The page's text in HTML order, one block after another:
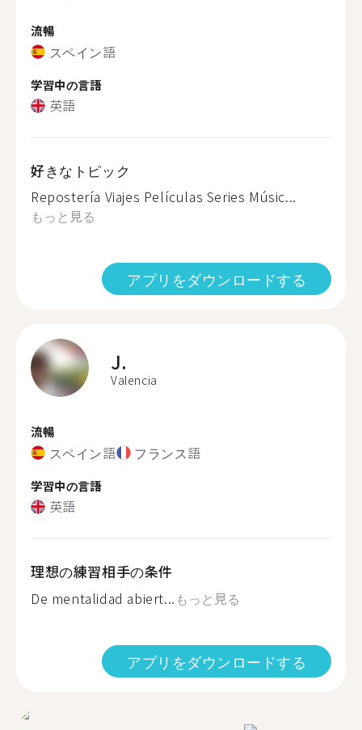
流暢
スペイン語
学習中の言語
英語
好きなトピック
Repostería Viajes Películas Series Músic...
もっと見る
アプリをダウンロードする
J.
Valencia
流暢
スペイン語 フランス語
学習中の言語
英語
理想の練習相手の条件
De mentalidad abiert... もっと見る
アプリをダウンロードする